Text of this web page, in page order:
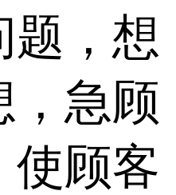
题，想
，急顾
使顾客